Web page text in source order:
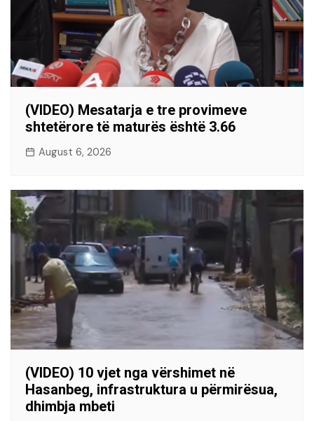
(VIDEO) Mesatarja e tre provimeve
shtetërore të maturës është 3.66
August 6, 2026
(VIDEO) 10 vjet nga vërshimet në
Hasanbeg, infrastruktura u përmirësua,
dhimbja mbeti